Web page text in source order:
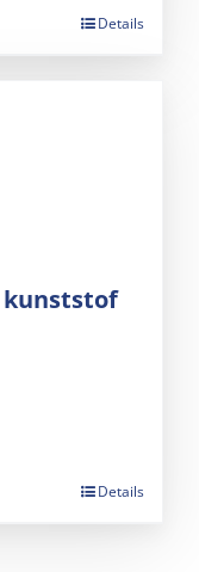
Details
Details